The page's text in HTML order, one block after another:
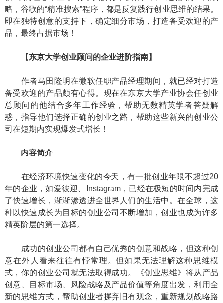
略，谷歌的“精准搜索”程序，都是反复践行创业思维的结果。
即在独特创意的支持下，确定细分市场，打造备受欢迎的产
品，最终占据市场！
【东京大学创业顾问的企业进阶指南】
作者马田隆明在微软任职产品经理期间，就已经对打造
备受欢迎的产品颇有心得。现在在东京大学产业协会任创业
总顾问的他结合多年工作经验，帮助无数精英学者答疑解
惑，指导他们选择正确的创业之路，帮助这些新兴的创业公
司在短期内实现爆发式增长！
内容简介
在经济环境快速变化的今天，有一批创业年限不超过20
年的企业，如爱彼迎、Instagram，已经在极短的时间内完成
了快速增长，渐渐渗透进全世界人们的生活中。在全球，这
种以快速成长为目标的创业公司不断增加，创业也成为许多
精英阶层的第一选择。
成功的创业公司都有自己优秀的创意和战略，但这种创
意在外人看来往往有悖常理。但如果无法理解这种思维模
式，你的创业公司就无法取得成功。《创业思维》将从产品
创意、目标市场、风险战略及产品价值等角度出发，利用全
新的思维方式，帮助创业者摒弃旧有观念，重新规划战略路